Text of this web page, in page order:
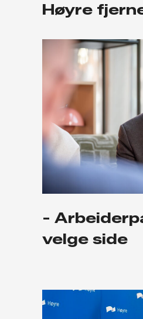
Høyre
-
velge side